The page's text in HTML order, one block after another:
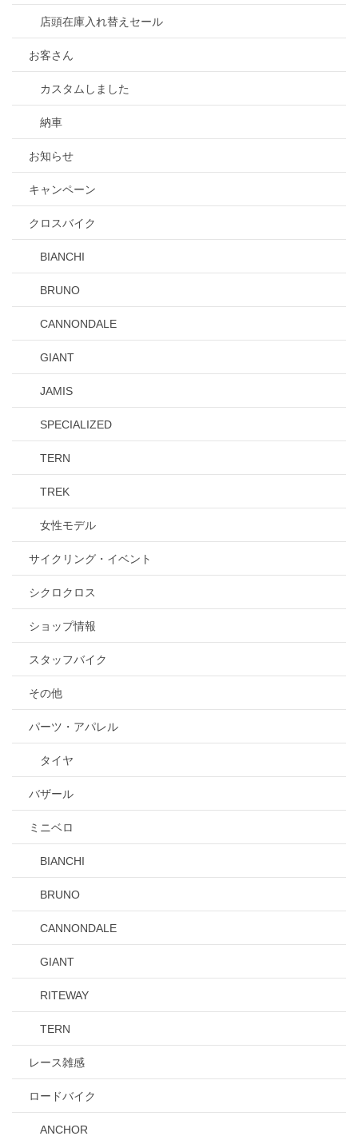
店頭在庫入れ替えセール
お客さん
カスタムしました
納車
お知らせ
キャンペーン
クロスバイク
BIANCHI
BRUNO
CANNONDALE
GIANT
JAMIS
SPECIALIZED
TERN
TREK
女性モデル
サイクリング・イベント
シクロクロス
ショップ情報
スタッフバイク
その他
パーツ・アパレル
タイヤ
バザール
ミニベロ
BIANCHI
BRUNO
CANNONDALE
GIANT
RITEWAY
TERN
レース雑感
ロードバイク
ANCHOR